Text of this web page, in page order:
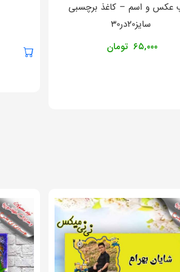
عکس و اسم – کاغذ برچسبی
سایز۲۰در۳۰
۶۵,۰۰۰ تومان